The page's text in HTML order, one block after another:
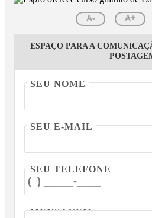
A- A+
ESPAÇO PARA A
SEU NOME
SEU E-MAIL
SEU TELEFONE
MENSAGEM